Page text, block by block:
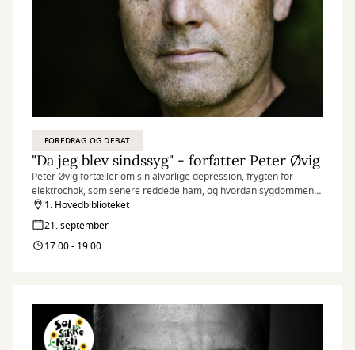
FOREDRAG OG DEBAT
"Da jeg blev sindssyg" - forfatter Peter Øvig
Peter Øvig fortæller om sin alvorlige depression, frygten for
elektrochok, som senere reddede ham, og hvordan sygdommen
forandrede hans identitet.
1. Hovedbiblioteket
21. september
17:00 - 19:00